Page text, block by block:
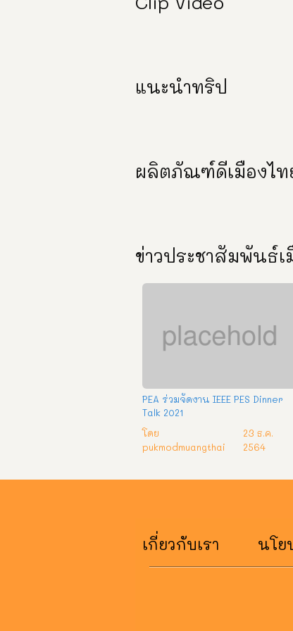
แนะนำทริป
ผลิตภัณฑ์ดีเมืองไท
ข่าวประชาสัมพันธ์เ
PEA ร่วมจัดงาน IEEE PES Dinner
Talk 2021
โดย
pukmodmuangthai
23 ธ.ค.
2564
เกี่ยวกับเรา นโย